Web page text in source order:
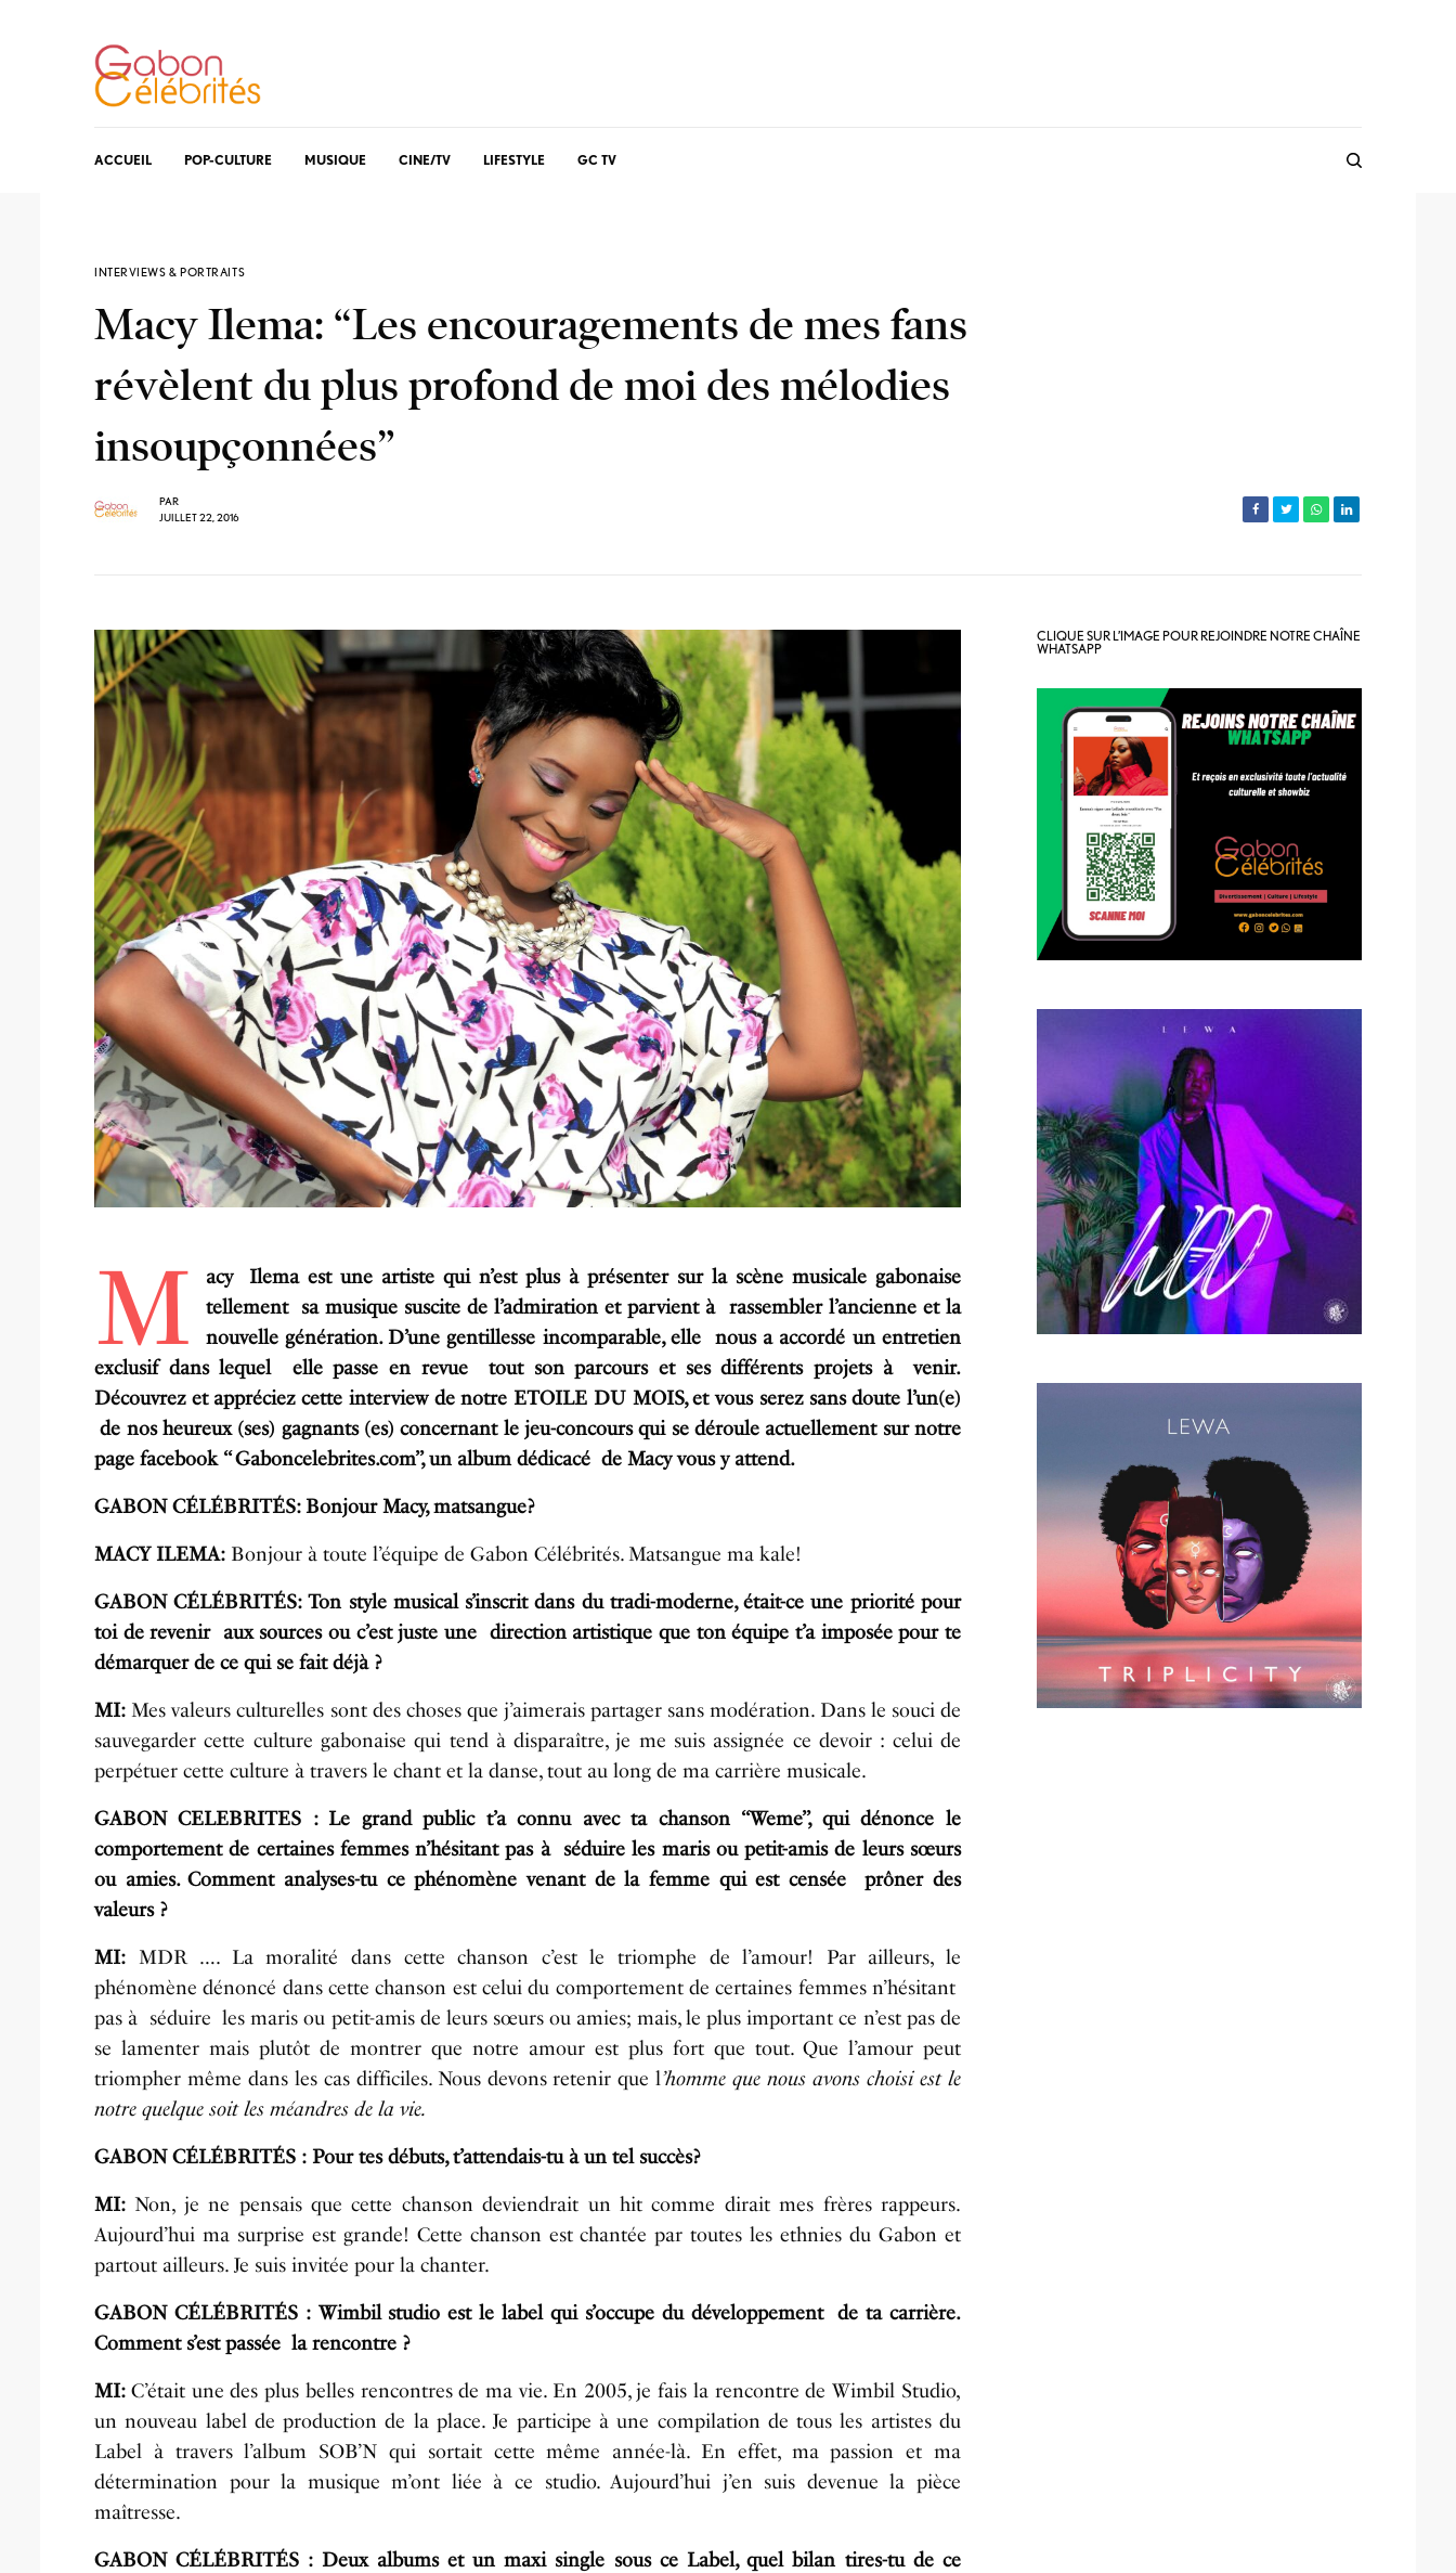
ACCUEIL POP-CULTURE MUSIQUE CINE/TV LIFESTYLE GC TV
INTERVIEWS & PORTRAITS
Macy Ilema: “Les encouragements de mes fans
révèlent du plus profond de moi des mélodies
insoupçonnées”
PAR
JUILLET 22, 2016
M
acy Ilema est une artiste qui n’est plus à présenter sur la scène musicale gabonaise
tellement sa musique suscite de l’admiration et parvient à rassembler l’ancienne et la
nouvelle génération. D’une gentillesse incomparable, elle nous a accordé un entretien
exclusif dans lequel elle passe en revue tout son parcours et ses différents projets à venir.
Découvrez et appréciez cette interview de notre ETOILE DU MOIS, et vous serez sans doute l’un(e)
de nos heureux (ses) gagnants (es) concernant le jeu-concours qui se déroule actuellement sur notre
page facebook ‘‘ Gaboncelebrites.com’’, un album dédicacé de Macy vous y attend.
GABON CÉLÉBRITÉS: Bonjour Macy, matsangue?
MACY ILEMA: Bonjour à toute l’équipe de Gabon Célébrités. Matsangue ma kale!
GABON CÉLÉBRITÉS: Ton style musical s’inscrit dans du tradi-moderne, était-ce une priorité pour
toi de revenir aux sources ou c’est juste une direction artistique que ton équipe t’a imposée pour te
démarquer de ce qui se fait déjà ?
MI: Mes valeurs culturelles sont des choses que j’aimerais partager sans modération. Dans le souci de
sauvegarder cette culture gabonaise qui tend à disparaître, je me suis assignée ce devoir : celui de
perpétuer cette culture à travers le chant et la danse, tout au long de ma carrière musicale.
GABON CELEBRITES : Le grand public t’a connu avec ta chanson ‘‘Weme’’, qui dénonce le
comportement de certaines femmes n’hésitant pas à séduire les maris ou petit-amis de leurs sœurs
ou amies. Comment analyses-tu ce phénomène venant de la femme qui est censée prôner des
valeurs ?
MI: MDR …. La moralité dans cette chanson c’est le triomphe de l’amour! Par ailleurs, le
phénomène dénoncé dans cette chanson est celui du comportement de certaines femmes n’hésitant
pas à séduire les maris ou petit-amis de leurs sœurs ou amies; mais, le plus important ce n’est pas de
se lamenter mais plutôt de montrer que notre amour est plus fort que tout. Que l’amour peut
triompher même dans les cas difficiles. Nous devons retenir que l’homme que nous avons choisi est le
notre quelque soit les méandres de la vie.
GABON CÉLÉBRITÉS : Pour tes débuts, t’attendais-tu à un tel succès?
MI: Non, je ne pensais que cette chanson deviendrait un hit comme dirait mes frères rappeurs.
Aujourd’hui ma surprise est grande! Cette chanson est chantée par toutes les ethnies du Gabon et
partout ailleurs. Je suis invitée pour la chanter.
GABON CÉLÉBRITÉS : Wimbil studio est le label qui s’occupe du développement de ta carrière.
Comment s’est passée la rencontre ?
MI: C’était une des plus belles rencontres de ma vie. En 2005, je fais la rencontre de Wimbil Studio,
un nouveau label de production de la place. Je participe à une compilation de tous les artistes du
Label à travers l’album SOB’N qui sortait cette même année-là. En effet, ma passion et ma
détermination pour la musique m’ont liée à ce studio. Aujourd’hui j’en suis devenue la pièce
maîtresse.
GABON CÉLÉBRITÉS : Deux albums et un maxi single sous ce Label, quel bilan tires-tu de ce
CLIQUE SUR L’IMAGE POUR REJOINDRE NOTRE CHAÎNE
WHATSAPP